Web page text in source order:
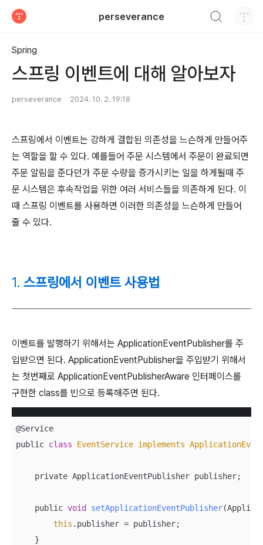
perseverance
Spring
스프링 이벤트에 대해 알아보자
perseverance 2024. 10. 2. 19:18
스프링에서 이벤트는 강하게 결합된 의존성을 느슨하게 만들어주
는 역할을 할 수 있다. 예를들어 주문 시스템에서 주문이 완료되면
주문 알림을 준다던가 주문 수량을 증가시키는 일을 하게될때 주
문 시스템은 후속작업을 위한 여러 서비스들을 의존하게 된다. 이
때 스프링 이벤트를 사용하면 이러한 의존성을 느슨하게 만들어
줄 수 있다.
1. 스프링에서 이벤트 사용법
이벤트를 발행하기 위해서는 ApplicationEventPublisher를 주
입받으면 된다. ApplicationEventPublisher을 주입받기 위해서
는 첫번째로 ApplicationEventPublisherAware 인터페이스를
구현한 class를 빈으로 등록해주면 된다.
@Service
public class EventService implements
    private ApplicationEventPublisher publisher;
    public
void setApplicationEventPublisher(
this .publisher = publisher;
    }